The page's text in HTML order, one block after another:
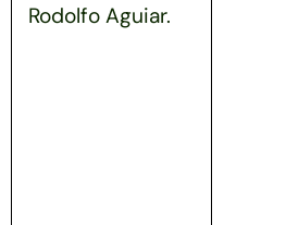
Rodolfo Aguiar.